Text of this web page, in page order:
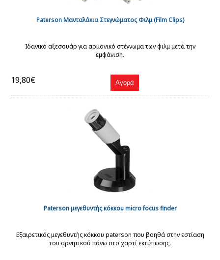
Paterson Μανταλάκια Στεγνώματος Φιλμ (Film Clips)
Ιδανικό αξεσουάρ για αρμονικό στέγνωμα των φιλμ μετά την
εμφάνιση.
19,80€
Paterson μεγεθυντής κόκκου micro focus finder
Εξαιρετικός μεγεθυντής κόκκου paterson που βοηθά στην εστίαση
του αρνητικού πάνω στο χαρτί εκτύπωσης.